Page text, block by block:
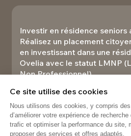
Ce site utilise des cookies
Nous utilisons des cookies, y compris
d’améliorer votre expérience de
trafic et optimiser la performance du site,
proposer des services et offres adaptés.
Investir en résidence seniors
Réalisez un placement
en investissant dans une
Ovelia avec le statut LMNP
Non Professionnel).​